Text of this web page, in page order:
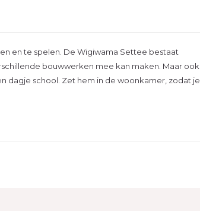
en te spelen. De Wigiwama Settee bestaat
bouwwerken mee kan maken. Maar ook
dagje school. Zet hem in de woonkamer, zodat je